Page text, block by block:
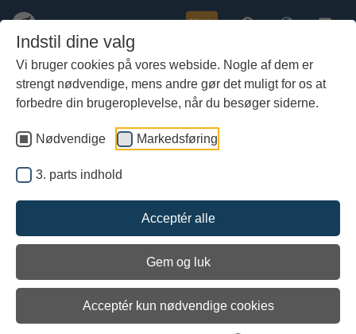
Indstil dine valg
Vi bruger cookies på vores webside. Nogle af dem er
strengt nødvendige, mens andre gør det muligt for os at
forbedre din brugeroplevelse, når du besøger siderne.
Nødvendige Markedsføring
3. parts indhold
Acceptér alle
Gem og luk
Acceptér kun nødvendige cookies
indhold
Køb
Klik på billederne for at se dem